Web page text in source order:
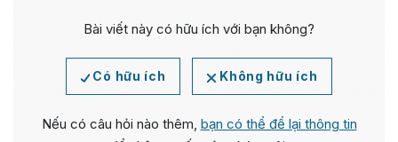
Bài viết này có hữu ích với bạn không?
Có hữu ích Không hữu ích
Nếu có câu hỏi nào thêm, bạn có thể để lại thông tin